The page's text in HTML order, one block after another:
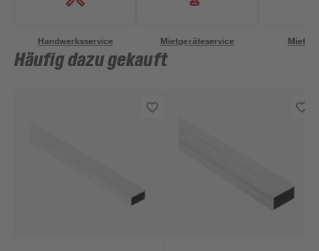
Handwerksservice Mietgeräteservice
Häufig dazu gekauft